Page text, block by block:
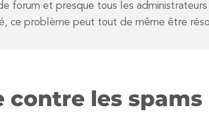
forum et presque tous les
ce problème peut tout de même être
contre les